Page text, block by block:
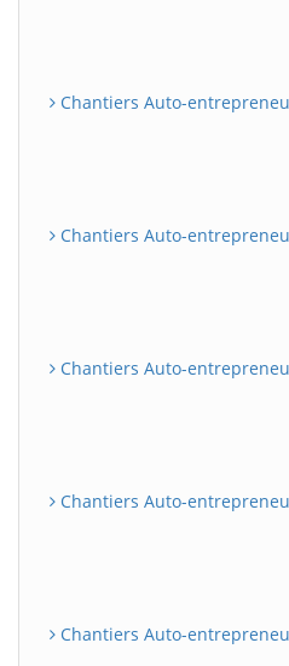
Chantiers Auto-
Chantiers Auto-
Chantiers Auto-
Chantiers Auto-
Chantiers Auto-